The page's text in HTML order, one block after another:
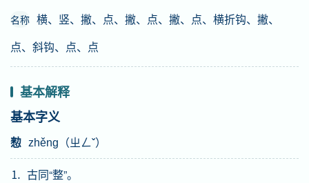
名称 横、竖、撇、点、撇、点、撇、点、横折钩、撇、
点、斜钩、点、点
基本解释
基本字义
愸 zhěng（ㄓㄥˇ）
⒈ 古同“整”。